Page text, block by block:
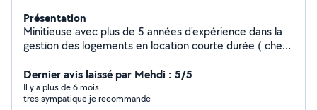
Présentation
Minitieuse avec plus de 5 années d'expérience dans la
gestion des logements en location courte durée ( check
plaisir que je mettrai mes services à votre disposition. :)
Je suis également disponible pour les ménages
ponctuels , ménages de fin de chantier, ménage de
Dernier avis laissé par Mehdi : 5/5
Il y a plus de 6 mois
tres sympatique je recommande